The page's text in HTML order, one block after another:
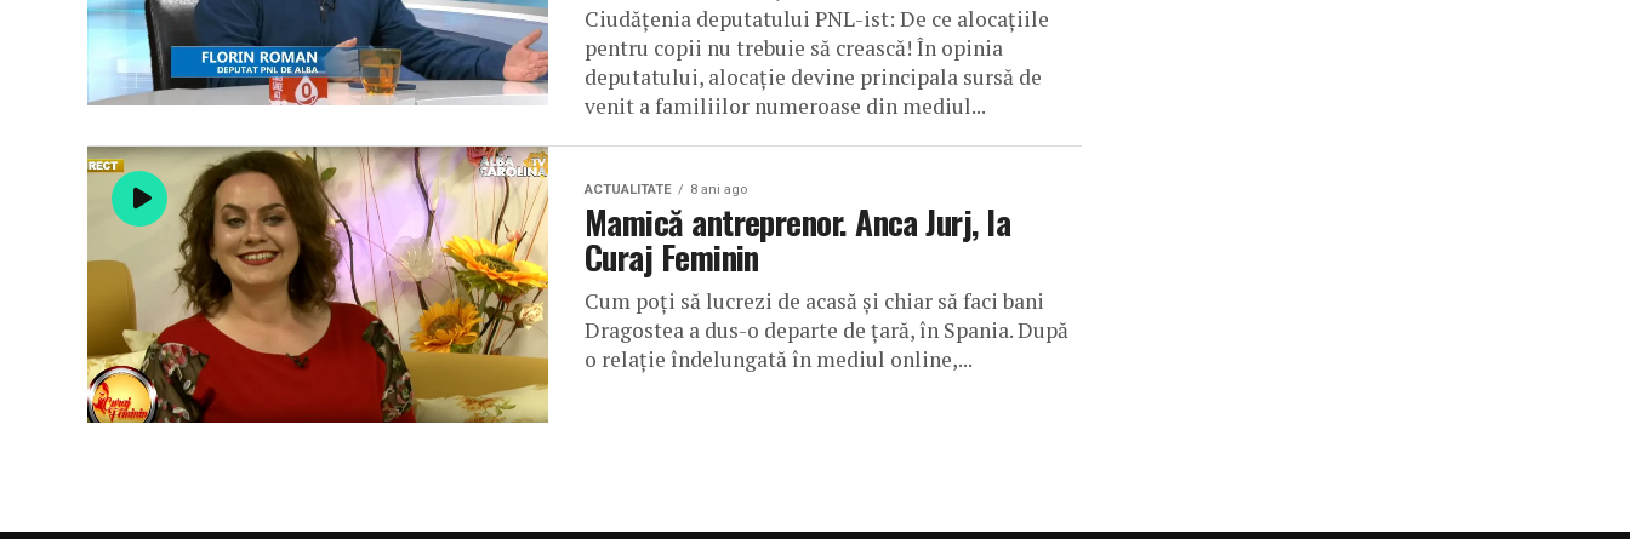
Ciudățenia deputatului PNL-ist: De ce alocațiile
pentru copii nu trebuie să crească! În opinia
deputatului, alocație devine principala sursă de
venit a familiilor numeroase din mediul...
ACTUALITATE 8 ani ago
Mamică antreprenor. Anca Jurj, la
Curaj Feminin
Cum poţi să lucrezi de acasă şi chiar să faci bani
Dragostea a dus-o departe de ţară, în Spania. După
o relaţie îndelungată în mediul online,...